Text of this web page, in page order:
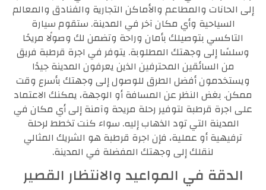
إلى الحانات والمطاعم والأماكن التجارية والفنادق والمعالم
السياحية وأي مكان آخر في المدينة. ستقوم سيارة
التاكسي بتوصيلك بأمان وراحة وتضمن لك وصولًا مريحًا
وسلسًا إلى وجهتك المطلوبة. يتوفر في اجرة قرطبة فريق
من السائقين المحترفين الذين يعرفون المدينة جيدًا
ويستخدمون أفضل الطرق للوصول إلى وجهتك بأسرع وقت
ممكن. بغض النظر عن المسافة أو الوجهة، يمكنك الاعتماد
على اجرة قرطبة لتوفير رحلة مريحة وآمنة إلى أي مكان في
المدينة التي تود الذهاب إليه. سواء كنت تخطط لرحلة
ترفيهية أو عملية، فإن اجرة قرطبة هو الشريك المثالي
لنقلك إلى وجهتك المفضلة في المدينة.
الدقة في المواعيد والانتظار القصير